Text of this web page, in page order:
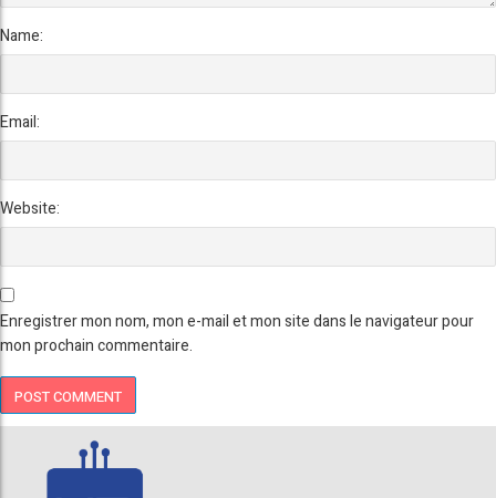
Name:
Email:
Website:
Enregistrer mon nom, mon e-mail et mon site dans le navigateur pour
mon prochain commentaire.